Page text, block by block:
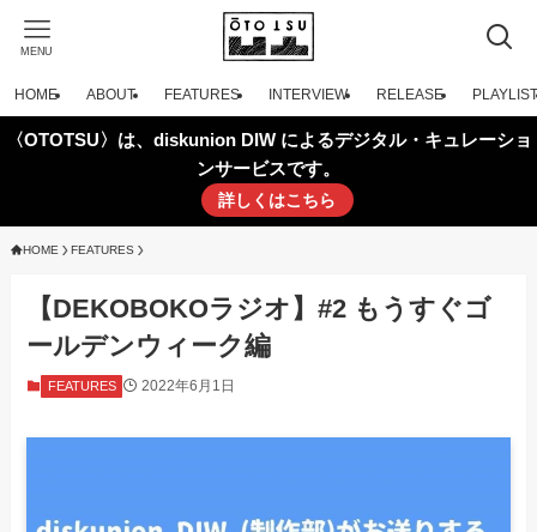
MENU
HOME ABOUT FEATURES INTERVIEW RELEASE PLAYLIST
〈OTOTSU〉は、diskunion DIW によるデジタル・キュレーショ
ンサービスです。
詳しくはこちら
HOME FEATURES
【DEKOBOKOラジオ】#2 もうすぐゴ
ールデンウィーク編
FEATURES 2022年6月1日